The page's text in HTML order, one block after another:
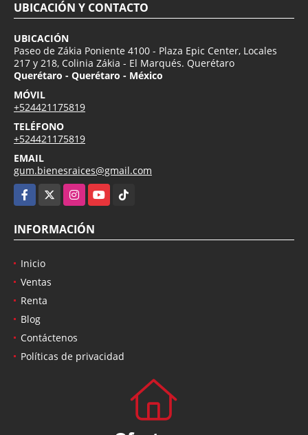
UBICACIÓN Y CONTACTO
UBICACIÓN
Paseo de Zákia Poniente 4100 - Plaza Epic Center, Locales
217 y 218, Colinia Zákia - El Marqués. Querétaro
Querétaro - Querétaro - México
MÓVIL
+524421175819
TELÉFONO
+524421175819
EMAIL
gum.bienesraices@gmail.com
Facebook
InstagramYouTubeTikTok
INFORMACIÓN
Inicio
Ventas
Renta
Blog
Contáctenos
Políticas de privacidad